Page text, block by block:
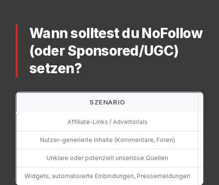
Wann solltest du NoFollow
(oder Sponsored/UGC)
setzen?
SZENARIO
Affiliate-Links / Advertorials
Nutzer-generierte Inhalte (Kommentare, Foren)
Unklare oder potenziell unseriöse Quellen
Widgets, automatisierte Einbindungen, Pressemeldungen